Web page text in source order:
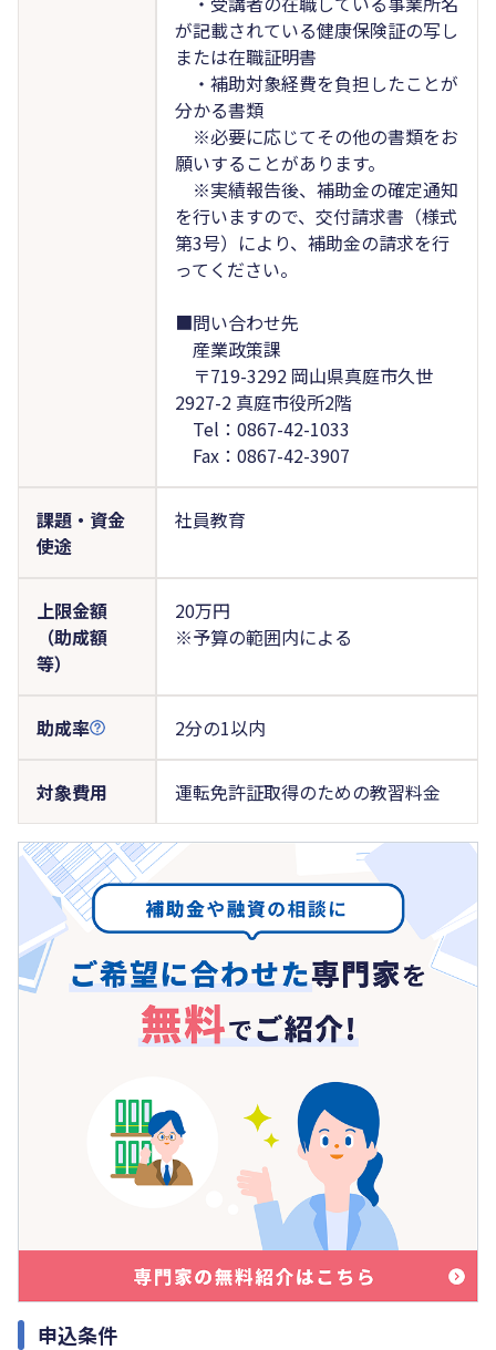
が記載されている健康保険証の写し
または在職証明書
・補助対象経費を負担したことが
分かる書類
※必要に応じてその他の書類をお
願いすることがあります。
※実績報告後、補助金の確定通知
を行いますので、交付請求書（様式
第3号）により、補助金の請求を行
ってください。
■問い合わせ先
産業政策課
〒719-3292 岡山県真庭市久世
2927-2 真庭市役所2階
Tel：0867-42-1033
Fax：0867-42-3907
課題・資金
使途
社員教育
上限金額
（助成額
等）
20万円
※予算の範囲内による
助成率 2分の1以内
対象費用 運転免許証取得のための教習料金
申込条件